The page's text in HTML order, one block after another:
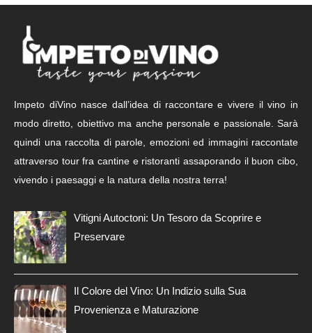
Impeto diVino nasce dall’idea di raccontare e vivere il vino in
modo diretto, obiettivo ma anche personale e passionale. Sarà
quindi una raccolta di parole, emozioni ed immagini raccontate
attraverso tour fra cantine e ristoranti assaporando il buon cibo,
vivendo i paesaggi e la natura della nostra terra!
Vitigni Autoctoni: Un Tesoro da Scoprire e
Preservare
Il Colore del Vino: Un Indizio sulla Sua
Provenienza e Maturazione